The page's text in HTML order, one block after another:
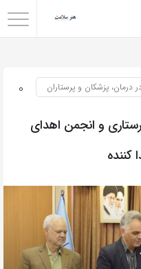
0 درمان، پزشکان و پرستاران
و انجمن اهدای
کننده